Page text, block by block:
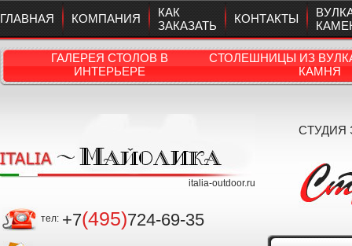
ГЛАВНАЯ КОМПАНИЯ
КАК
ЗАКАЗАТЬ
КОНТАКТЫ
ГАЛЕРЕЯ СТОЛОВ В
ИНТЕРЬЕРЕ
СТОЛЕШНИЦЫ ИЗ
КАМНЯ
italia-outdoor.ru
тел: +7(495)724-69-35
СТУДИЯ